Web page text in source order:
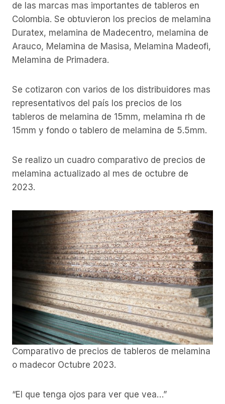
de las marcas mas importantes de tableros en
Colombia. Se obtuvieron los precios de melamina
Duratex, melamina de Madecentro, melamina de
Arauco, Melamina de Masisa, Melamina Madeofi,
Melamina de Primadera.
Se cotizaron con varios de los distribuidores mas
representativos del país los precios de los
tableros de melamina de 15mm, melamina rh de
15mm y fondo o tablero de melamina de 5.5mm.
Se realizo un cuadro comparativo de precios de
melamina actualizado al mes de octubre de
2023.
Comparativo de precios de tableros de melamina
o madecor Octubre 2023.
“El que tenga ojos para ver que vea…”